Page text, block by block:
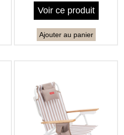
Voir ce produit
Ajouter au panier